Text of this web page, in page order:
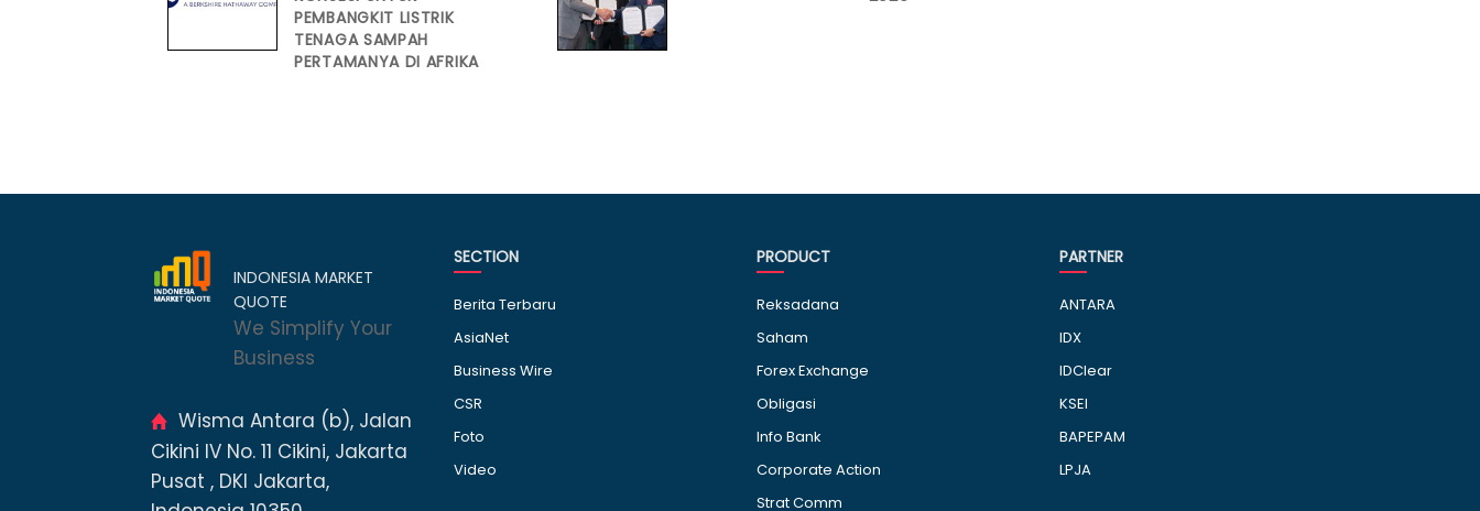
PEMBANGKIT LISTRIK
TENAGA SAMPAH
PERTAMANYA DI AFRIKA
INDONESIA MARKET
QUOTE
We Simplify Your
Business
Wisma Antara (b), Jalan
Cikini IV No. 11 Cikini, Jakarta
Pusat , DKI Jakarta,
SECTION
Berita Terbaru
AsiaNet
Business Wire
CSR
Foto
Video
PRODUCT
Reksadana
Saham
Forex Exchange
Obligasi
Info Bank
Corporate Action
Strat Comm
PARTNER
ANTARA
IDX
IDClear
KSEI
BAPEPAM
LPJA